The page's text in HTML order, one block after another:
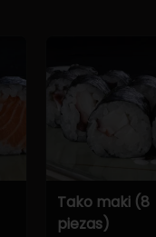
Tako maki (8
piezas)